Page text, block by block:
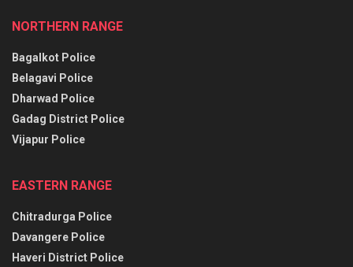
NORTHERN RANGE
Bagalkot Police
Belagavi Police
Dharwad Police
Gadag District Police
Vijapur Police
EASTERN RANGE
Chitradurga Police
Davangere Police
Haveri District Police